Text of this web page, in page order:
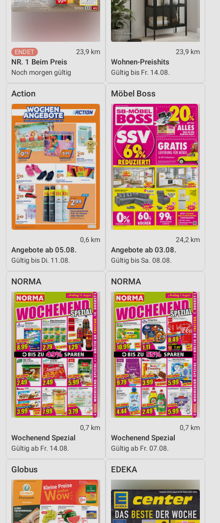
23,9 km
NR. 1 Beim Preis
Noch morgen gültig
23,9 km
Wohnen-Preishits
Gültig bis Fr. 14.08.
Action
0,6 km
Angebote ab 05.08.
Gültig bis Di. 11.08.
Möbel Boss
24,2 km
Angebote ab 03.08.
Gültig bis Sa. 08.08.
NORMA
0,7 km
Wochenend Spezial
Gültig ab Fr. 14.08.
NORMA
0,7 km
Wochenend Spezial
Gültig ab Fr. 07.08.
Globus EDEKA
Werbung